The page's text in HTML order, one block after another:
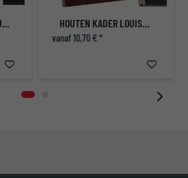
KUNSTSTOF KADER ZULTE HOUTEN KADER LOUISE MET PASSE-PARTOUT
vanaf 10,70 € *